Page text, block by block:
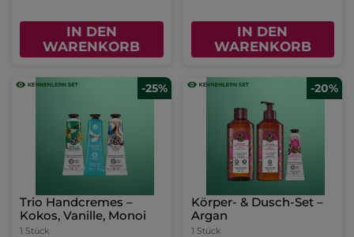
IN DEN
WARENKORB
IN DEN
WARENKORB
-25%
Trio Handcremes –
Kokos, Vanille, Monoi
1 Stück
-20%
Körper- & Dusch-Set –
Argan
1 Stück